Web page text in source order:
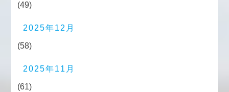
(49)
2025年12月
(58)
2025年11月
(61)